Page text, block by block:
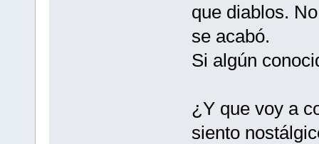
que diablos.
se acabó.
Si algún
¿Y que voy a
siento